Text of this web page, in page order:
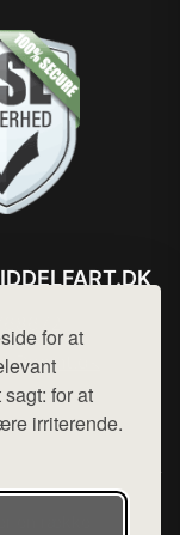
for at
for at
irriterende.
og privatlivspolitik
en række